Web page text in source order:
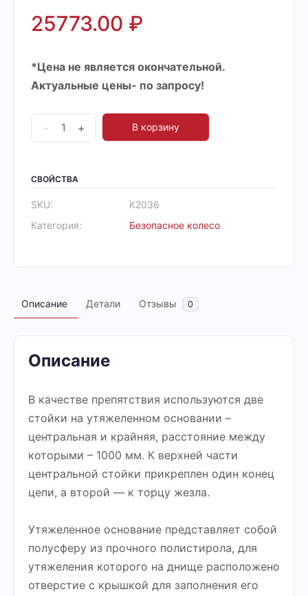
25773.00 ₽
*Цена не является окончательной.
Актуальные цены- по запросу!
- + В корзину
СВОЙСТВА
SKU:
К2036
Категория:
Безопасное колесо
Описание Детали Отзывы 0
Описание
В качестве препятствия используются две
стойки на утяжеленном основании –
центральная и крайняя, расстояние между
которыми – 1000 мм. К верхней части
центральной стойки прикреплен один конец
цепи, а второй — к торцу жезла.
Утяжеленное основание представляет собой
полусферу из прочного полистирола, для
утяжеления которого на днище расположено
отверстие с крышкой для заполнения его